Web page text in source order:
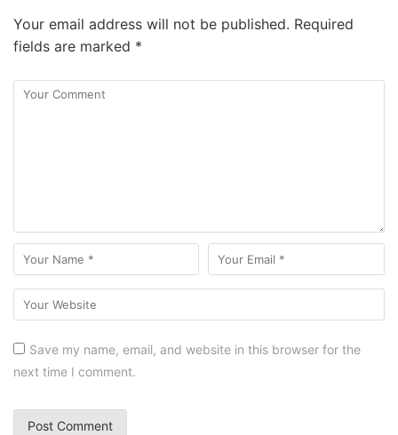
Your email address will not be published. Required
fields are marked *
Save my name, email, and website in this browser for the
next time I comment.